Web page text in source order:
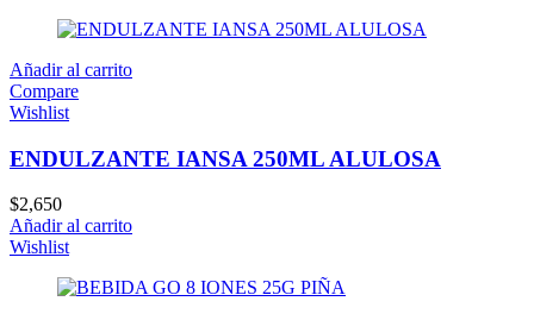
Añadir al carrito
Compare
Wishlist
ENDULZANTE IANSA 250ML ALULOSA
$2,650
Añadir al carrito
Wishlist